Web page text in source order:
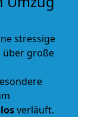
stressige
über große
verläuft.